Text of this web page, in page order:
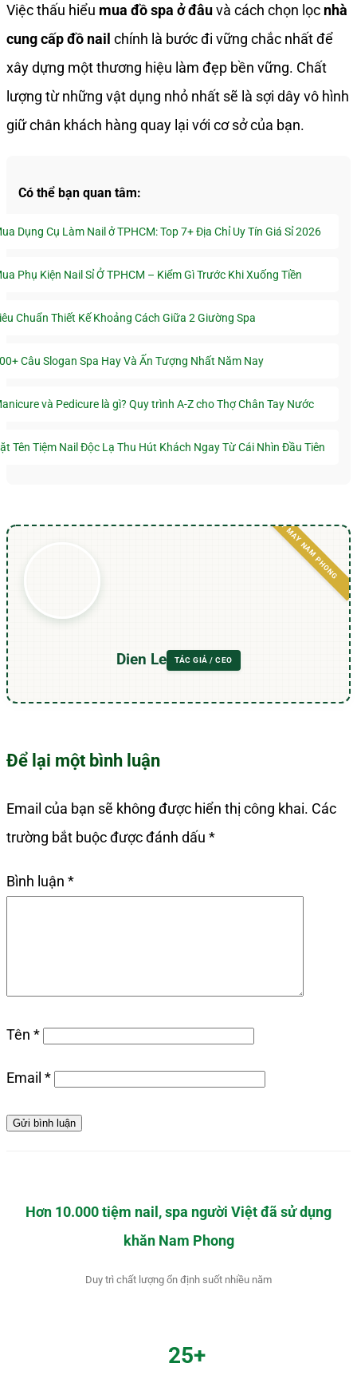
Việc thấu hiểu mua đồ spa ở đâuvà cách chọn lọc nhà
cung cấp đồ nail chính là bước đi vững chắc nhất để
xây dựng một thương hiệu làm đẹp bền vững. Chất
lượng từ những vật dụng nhỏ nhất sẽ là sợi dây vô hình
giữ chân khách hàng quay lại với cơ sở của bạn.
Có thể bạn quan tâm:
Dụng Cụ Làm Nail ở TPHCM: Top 7+ Địa Chỉ Uy Tín Giá Sỉ 2026
Phụ Kiện Nail Sỉ Ở TPHCM – Kiểm Gì Trước Khi Xuống Tiền
Chuẩn Thiết Kế Khoảng Cách Giữa 2 Giường Spa
Câu Slogan Spa Hay Và Ấn Tượng Nhất Năm Nay
và Pedicure là gì? Quy trình A-Z cho Thợ Chân Tay Nước
Tên Tiệm Nail Độc Lạ Thu Hút Khách Ngay Từ Cái Nhìn Đầu Tiên
Dien Le
Để lại một bình luận
Email của bạn sẽ không được hiển thị công khai. Các
trường bắt buộc được đánh dấu *
Bình luận *
Tên *
Email *
Hơn 10.000 tiệm nail, spa người Việt đã sử dụng
khăn Nam Phong
Duy trì chất lượng ổn định suốt nhiều năm
25+